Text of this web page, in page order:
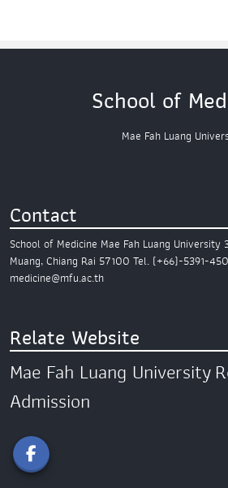
School of
Mae Fah Luang
Contact
School of Medicine Mae Fah Luang University
Muang,Chiang Rai 57100 Tel. (+66)-5391-
medicine@mfu.ac.th
Relate Website
Mae Fah Luang University
Admission